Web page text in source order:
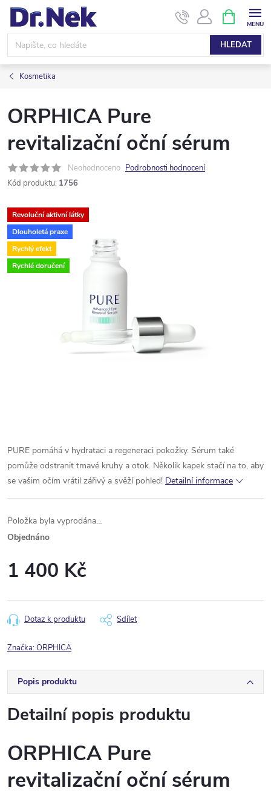
Přejít
obsah
HLEDAT
NÁKUPNÍ
KOŠÍK
Kosmetika
ORPHICA Pure
revitalizační oční sérum
Neohodnoceno Podrobnosti hodnocení
Kód produktu: 1756
Revoluční aktivní látky
Dlouholetá praxe
Rychlý efekt
Rychlé doručení
PURE pomáhá v hydrataci a regeneraci pokožky. Sérum také
pomůže odstranit tmavé kruhy a otok. Několik kapek stačí na to, aby
se vašim očím vrátil zářivý a svěží pohled! Detailní informace
Položka byla vyprodána…
Objednáno
1 400 Kč
cena:
Dotaz k produktu Sdílet
Značka:ORPHICA
Popis produktu
Detailní popis produktu
ORPHICA Pure
revitalizační oční sérum